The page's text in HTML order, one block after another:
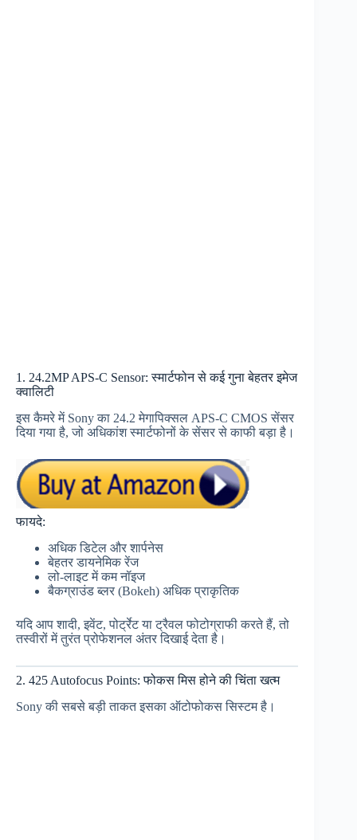
1. 24.2MP APS-C Sensor: स्मार्टफोन से कई गुना बेहतर इमेज
क्वालिटी
इस कैमरे में Sony का 24.2 मेगापिक्सल APS-C CMOS सेंसर
दिया गया है, जो अधिकांश स्मार्टफोनों के सेंसर से काफी बड़ा है।
फायदे:
अधिक डिटेल और शार्पनेस
बेहतर डायनेमिक रेंज
लो-लाइट में कम नॉइज
बैकग्राउंड ब्लर (Bokeh) अधिक प्राकृतिक
यदि आप शादी, इवेंट, पोर्ट्रेट या ट्रैवल फोटोग्राफी करते हैं, तो
तस्वीरों में तुरंत प्रोफेशनल अंतर दिखाई देता है।
2. 425 Autofocus Points: फोकस मिस होने की चिंता खत्म
Sony की सबसे बड़ी ताकत इसका ऑटोफोकस सिस्टम है।